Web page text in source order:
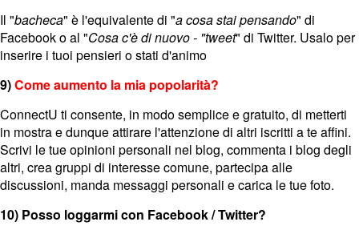
Il "bacheca" è l'equivalente di "a cosa stai pensando" di
Facebook o al "Cosa c'è di nuovo - "tweet" di Twitter. Usalo per
inserire i tuoi pensieri o stati d'animo
9)Come aumento la mia popolarità?
ConnectU ti consente, in modo semplice e gratuito, di metterti
in mostra e dunque attirare l'attenzione di altri iscritti a te affini.
Scrivi le tue opinioni personali nel blog, commenta i blog degli
altri, crea gruppi di interesse comune, partecipa alle
discussioni, manda messaggi personali e carica le tue foto.
10) Posso loggarmi con Facebook / Twitter?